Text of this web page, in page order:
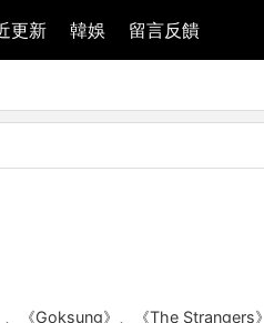
更新 韓娛 留言反饋
、《Goksung》、《The Strangers